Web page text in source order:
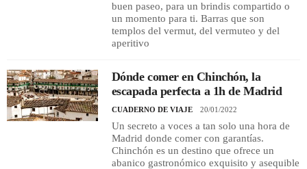
buen paseo, para un brindis compartido o
un momento para ti. Barras que son
templos del vermut, del vermuteo y del
aperitivo
Dónde comer en Chinchón, la
escapada perfecta a 1h de Madrid
CUADERNO DE VIAJE 20/01/2022
Un secreto a voces a tan solo una hora de
Madrid donde comer con garantías.
Chinchón es un destino que ofrece un
abanico gastronómico exquisito y asequible